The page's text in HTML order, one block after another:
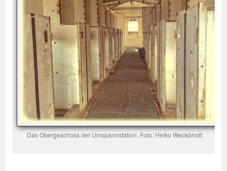
Das Obergeschoss der Umspannstation. Foto: Heiko Weckbrodt